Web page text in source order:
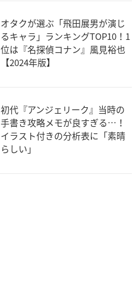
オタクが選ぶ「飛田展男が演じ
るキャラ」ランキングTOP10！1
位は『名探偵コナン』風見裕也
【2024年版】
初代『アンジェリーク』当時の
手書き攻略メモが良すぎる…！
イラスト付きの分析表に「素晴
らしい」